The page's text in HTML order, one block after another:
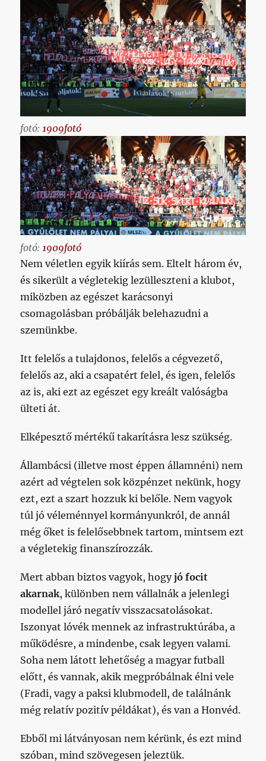
fotó:1909fotó
fotó: 1909fotó
Nem véletlen egyik kiírás sem. Eltelt három év,
és sikerült a végletekig lezülleszteni a klubot,
miközben az egészet karácsonyi
csomagolásban próbálják belehazudni a
szemünkbe.
Itt felelős a tulajdonos, felelős a cégvezető,
felelős az, aki a csapatért felel, és igen, felelős
az is, aki ezt az egészet egy kreált valóságba
ülteti át.
Elképesztő mértékű takarításra lesz szükség.
Állambácsi (illetve most éppen államnéni) nem
azért ad végtelen sok közpénzet nekünk, hogy
ezt, ezt a szart hozzuk ki belőle. Nem vagyok
túl jó véleménnyel kormányunkról, de annál
még őket is felelősebbnek tartom, mintsem ezt
a végletekig finanszírozzák.
Mert abban biztos vagyok, hogyjó focit
akarnak, különben nem vállalnák a jelenlegi
modellel járó negatív visszacsatolásokat.
Iszonyat lóvék mennek az infrastruktúrába, a
működésre, a mindenbe, csak legyen valami.
Soha nem látott lehetőség a magyar futball
előtt, és vannak, akik megpróbálnak élni vele
(Fradi, vagy a paksi klubmodell, de találnánk
még relatív pozitív példákat), és van a Honvéd.
Ebből mi látványosan nem kérünk, és ezt mind
szóban, mind szövegesen jeleztük.